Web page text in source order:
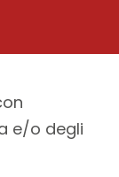
e/o degli